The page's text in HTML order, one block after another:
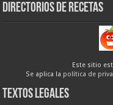
Directorios de recetas
Este sitio
Se aplica la política de
Textos legales